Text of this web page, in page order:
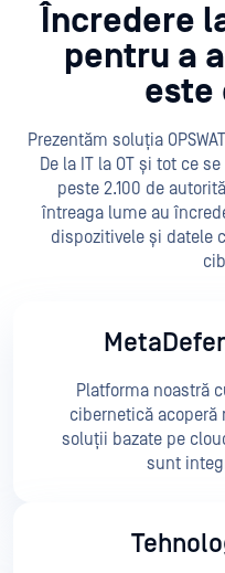
Încredere
pentru a
este
Prezentăm soluția
De la IT la OT și tot ce
peste 2.100 de
întreaga lume au
dispozitivele și datele
Platforma noastră
cibernetică acoperă
soluții bazate pe
sunt